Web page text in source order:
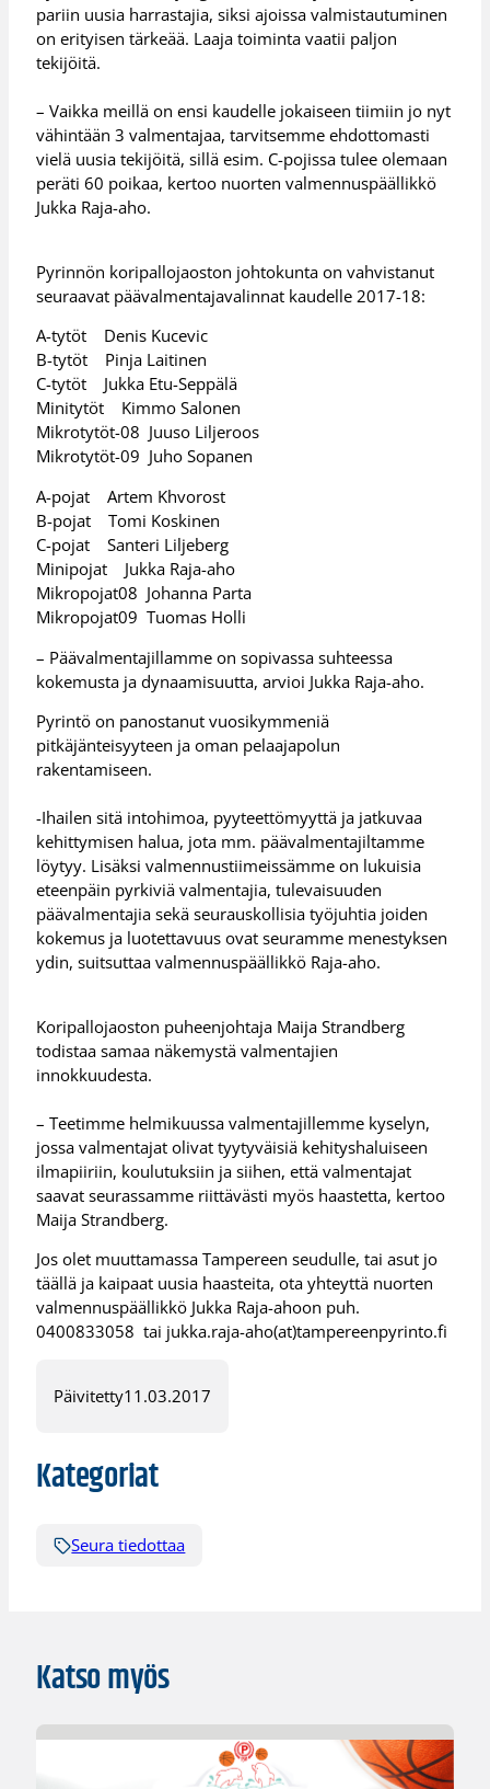
pariin uusia harrastajia, siksi ajoissa valmistautuminen
on erityisen tärkeää. Laaja toiminta vaatii paljon
tekijöitä.
– Vaikka meillä on ensi kaudelle jokaiseen tiimiin jo nyt
vähintään 3 valmentajaa, tarvitsemme ehdottomasti
vielä uusia tekijöitä, sillä esim. C-pojissa tulee olemaan
peräti 60 poikaa, kertoo nuorten valmennuspäällikkö
Jukka Raja-aho.
Pyrinnön koripallojaoston johtokunta on vahvistanut
seuraavat päävalmentajavalinnat kaudelle 2017-18:
A-tytöt Denis Kucevic
B-tytöt Pinja Laitinen
C-tytöt Jukka Etu-Seppälä
Minitytöt Kimmo Salonen
Mikrotytöt-08 Juuso Liljeroos
Mikrotytöt-09 Juho Sopanen
A-pojat Artem Khvorost
B-pojat Tomi Koskinen
C-pojat Santeri Liljeberg
Minipojat Jukka Raja-aho
Mikropojat08 Johanna Parta
Mikropojat09 Tuomas Holli
– Päävalmentajillamme on sopivassa suhteessa
kokemusta ja dynaamisuutta, arvioi Jukka Raja-aho.
Pyrintö on panostanut vuosikymmeniä
pitkäjänteisyyteen ja oman pelaajapolun
rakentamiseen.
-Ihailen sitä intohimoa, pyyteettömyyttä ja jatkuvaa
kehittymisen halua, jota mm. päävalmentajiltamme
löytyy. Lisäksi valmennustiimeissämme on lukuisia
eteenpäin pyrkiviä valmentajia, tulevaisuuden
päävalmentajia sekä seurauskollisia työjuhtia joiden
kokemus ja luotettavuus ovat seuramme menestyksen
ydin, suitsuttaa valmennuspäällikkö Raja-aho.
Koripallojaoston puheenjohtaja Maija Strandberg
todistaa samaa näkemystä valmentajien
innokkuudesta.
– Teetimme helmikuussa valmentajillemme kyselyn,
jossa valmentajat olivat tyytyväisiä kehityshaluiseen
ilmapiiriin, koulutuksiin ja siihen, että valmentajat
saavat seurassamme riittävästi myös haastetta, kertoo
Maija Strandberg.
Jos olet muuttamassa Tampereen seudulle, tai asut jo
täällä ja kaipaat uusia haasteita, ota yhteyttä nuorten
valmennuspäällikkö Jukka Raja-ahoon puh.
0400833058 tai jukka.raja-aho(at)tampereenpyrinto.fi
Päivitetty11.03.2017
Kategoriat
Seura tiedottaa
Katso myös